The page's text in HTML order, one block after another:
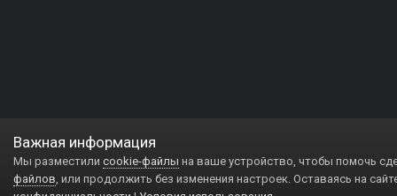
Важная информация
Мы разместили cookie-файлы на ваше устройство, чтобы помочь
файлов, или продолжить без изменения настроек. Оставаясь на